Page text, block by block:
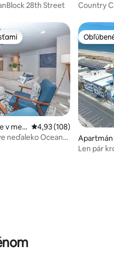
28th Street
Country
počet hodnotení: 7
v mes
Priemerné
4,93 (108)
neďaleko Ocean
Apartmán
yLen pár